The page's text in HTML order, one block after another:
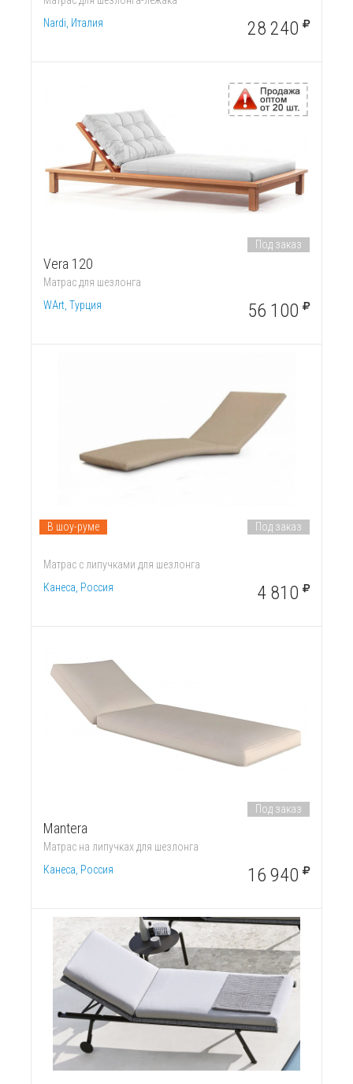
Nardi, Италия
28 240
Vera 120
Матрас для шезлонга
WArt, Турция
Под заказ
56 100
Матрас с липучками для шезлонга
Канеса, Россия
В шоу-руме Под заказ
4 810
Mantera
Матрас на липучках для шезлонга
Канеса, Россия
Под заказ
16 940